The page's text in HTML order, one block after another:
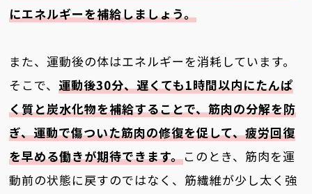
にエネルギーを補給しましょう。
また、運動後の体はエネルギーを消耗しています。
そこで、運動後30分、遅くても1時間以内にたんぱ
く質と炭水化物を補給することで、筋肉の分解を防
ぎ、運動で傷ついた筋肉の修復を促して、疲労回復
を早める働きが期待できます。このとき、筋肉を運
動前の状態に戻すのではなく、筋繊維が少し太く強